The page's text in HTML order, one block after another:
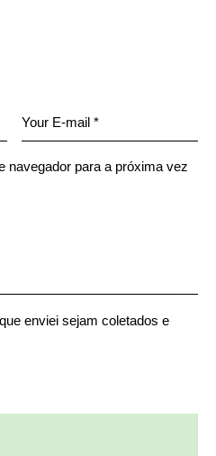
navegador para a próxima vez
enviei sejam coletados e